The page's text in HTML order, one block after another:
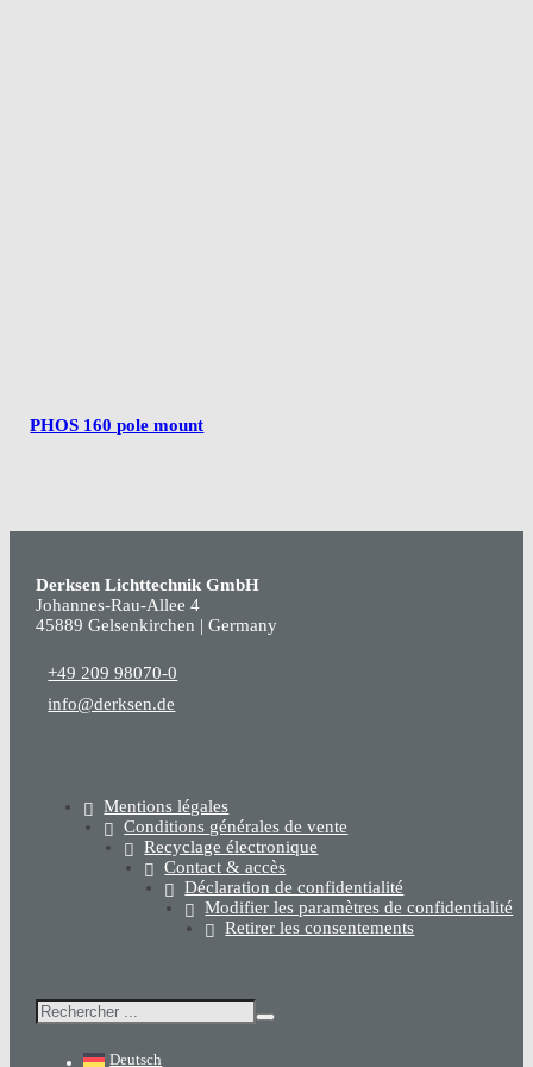
PHOS 160 pole mount
Derksen Lichttechnik GmbH
Johannes-Rau-Allee 4
45889 Gelsenkirchen | Germany
+49 209 98070-0
info@derksen.de
Mentions légales
Conditions générales de vente
Recyclage électronique
Contact & accès
Déclaration de confidentialité
Modifier les paramètres de confidentialité
Retirer les consentements
Rechercher
Deutsch